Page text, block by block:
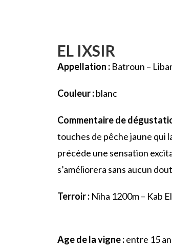
EL IXSIR
Appellation : Batroun –
Couleur :blanc
Commentaire de
touches de pêche jaune qui
précède une sensation
s’améliorera sans aucun
Terroir : Niha 1200m – Kab
Age de la vigne :entre 15